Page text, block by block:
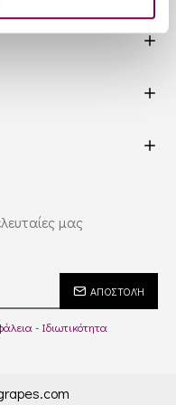
μας
ΑΠΟΣΤΟΛΉ
- Ιδιωτικότητα